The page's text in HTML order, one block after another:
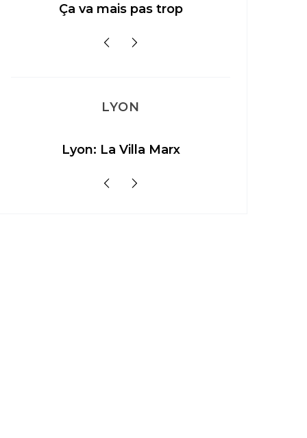
Ça va mais pas trop
LYON
Lyon: La Villa Marx